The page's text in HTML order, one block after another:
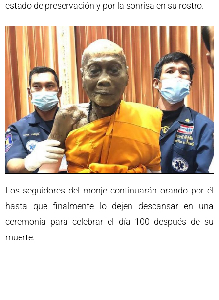
estado de preservación y por la sonrisa en su rostro.
Los seguidores del monje continuarán orando por él
hasta que finalmente lo dejen descansar en una
ceremonia para celebrar el día 100 después de su
muerte.